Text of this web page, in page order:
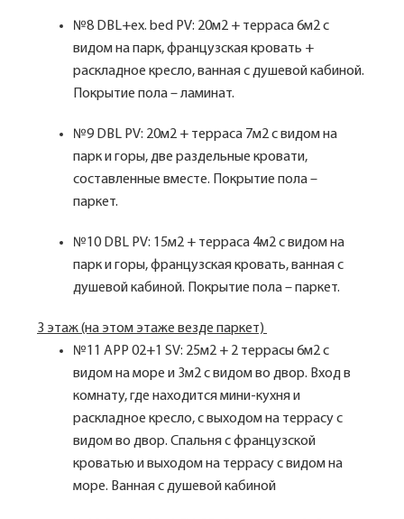
№8 DBL+ex. bed PV: 20м2 + терраса 6м2 с
видом на парк, французская кровать +
раскладное кресло, ванная с душевой кабиной.
Покрытие пола – ламинат.
№9 DBL PV: 20м2 + терраса 7м2 с видом на
парк и горы, две раздельные кровати,
составленные вместе. Покрытие пола –
паркет.
№10 DBL PV: 15м2 + терраса 4м2 с видом на
парк и горы, французская кровать, ванная с
душевой кабиной. Покрытие пола – паркет.
3 этаж (на этом этаже везде паркет)
№11 APP 02+1 SV: 25м2 + 2 террасы 6м2 с
видом на море и 3м2 с видом во двор. Вход в
комнату, где находится мини-кухня и
раскладное кресло, с выходом на террасу с
видом во двор. Спальня с французской
кроватью и выходом на террасу с видом на
море. Ванная с душевой кабиной